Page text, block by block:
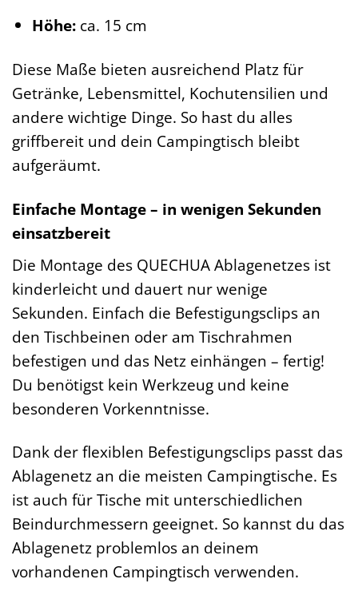
Höhe:ca. 15 cm
Diese Maße bieten ausreichend Platz für
Getränke, Lebensmittel, Kochutensilien und
andere wichtige Dinge. So hast du alles
griffbereit und dein Campingtisch bleibt
aufgeräumt.
Einfache Montage – in wenigen Sekunden
einsatzbereit
Die Montage des QUECHUA Ablagenetzes ist
kinderleicht und dauert nur wenige
Sekunden. Einfach die Befestigungsclips an
den Tischbeinen oder am Tischrahmen
befestigen und das Netz einhängen – fertig!
Du benötigst kein Werkzeug und keine
besonderen Vorkenntnisse.
Dank der flexiblen Befestigungsclips passt das
Ablagenetz an die meisten Campingtische. Es
ist auch für Tische mit unterschiedlichen
Beindurchmessern geeignet. So kannst du das
Ablagenetz problemlos an deinem
vorhandenen Campingtisch verwenden.